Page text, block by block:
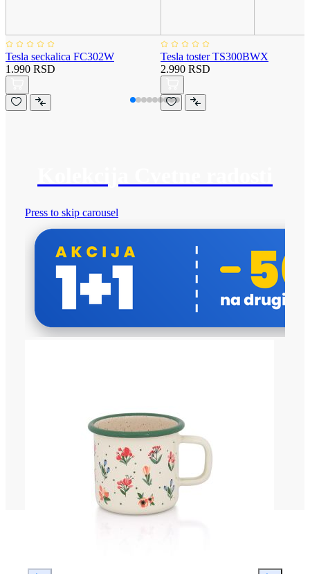
Tesla seckalica FC302W
1.990 RSD
Tesla toster TS300BWX
2.990 RSD
Press to skip carousel